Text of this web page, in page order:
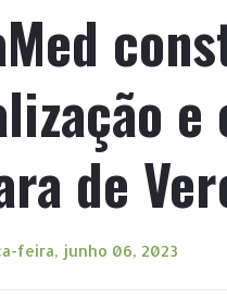
e
de
feira, junho 06, 2023